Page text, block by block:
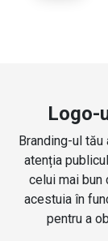
Logo-
Branding-ul
atenția
celui mai
acestuia în
pentru a